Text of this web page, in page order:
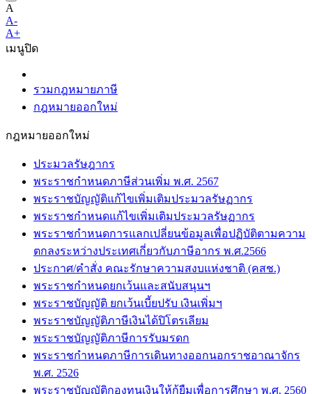
A
A-
A+
เมนูปิด
รวมกฎหมายภาษี
กฎหมายออกใหม่
กฎหมายออกใหม่
ประมวลรัษฎากร
พระราชกำหนดภาษีส่วนเพิ่ม พ.ศ. 2567
พระราชบัญญัติแก้ไขเพิ่มเติมประมวลรัษฏากร
พระราชกำหนดแก้ไขเพิ่มเติมประมวลรัษฏากร
พระราชกำหนดการแลกเปลี่ยนข้อมูลเพื่อปฏิบัติตามความ
ตกลงระหว่างประเทศเกี่ยวกับภาษีอากร พ.ศ.2566
ประกาศ/คำสั่ง คณะรักษาความสงบแห่งชาติ (คสช.)
พระราชกำหนดยกเว้นและสนับสนุนฯ
พระราชบัญญัติ ยกเว้นเบี้ยปรับ เงินเพิ่มฯ
พระราชบัญญัติภาษีเงินได้ปิโตรเลียม
พระราชบัญญัติภาษีการรับมรดก
พระราชกำหนดภาษีการเดินทางออกนอกราชอาณาจักร
พ.ศ. 2526
พระราชบัญญัติกองทุนเงินให้กู้ยืมเพื่อการศึกษา พ.ศ. 2560